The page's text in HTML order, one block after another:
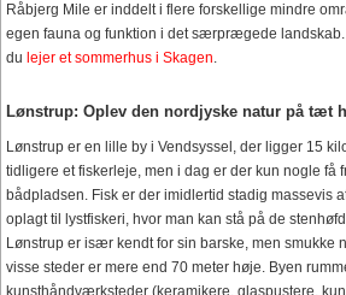
Råbjerg Mile er inddelt i flere forskellige mindre
egen fauna og funktion i det særprægede landskab.
du lejer et sommerhus i Skagen.
Lønstrup: Oplev den nordjyske natur på tæt
Lønstrup er en lille by i Vendsyssel, der ligger 15
tidligere et fiskerleje, men i dag er der kun nogle få
bådpladsen. Fisk er der imidlertid stadig massevis
oplagt til lystfiskeri, hvor man kan stå på de
Lønstrup er især kendt for sin barske, men smukke
visse steder er mere end 70 meter høje. Byen
kunsthåndværksteder (keramikere, glaspustere,